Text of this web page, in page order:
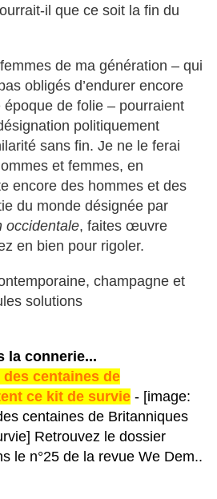
il que ce soit la fin du
de ma génération – qui
obligés d’endurer encore
de folie – pourraient
politiquement
sans fin. Je ne le ferai
et femmes, en
encore des hommes et des
du monde désignée par
occidentale, faites œuvre
en bien pour rigoler.
champagne et
solutions
la connerie...
centaines de
ce kit de survie - [image:
centaines de Britanniques
Retrouvez le dossier
le n°25 de la revue We Dem..